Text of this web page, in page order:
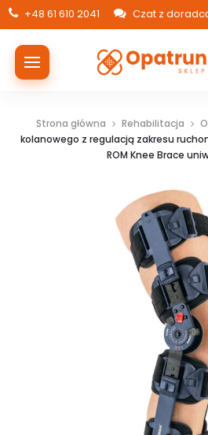
+48 61 610 2041 Czat z
Strona główna Rehabilitacja
kolanowego z regulacją zakresu
ROM Knee Brace